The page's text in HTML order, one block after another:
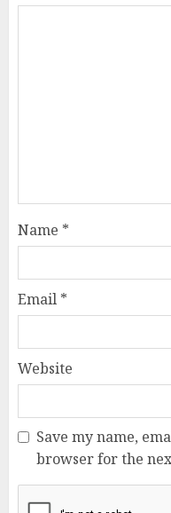
Name *
Email *
Website
Save my name,
browser for the